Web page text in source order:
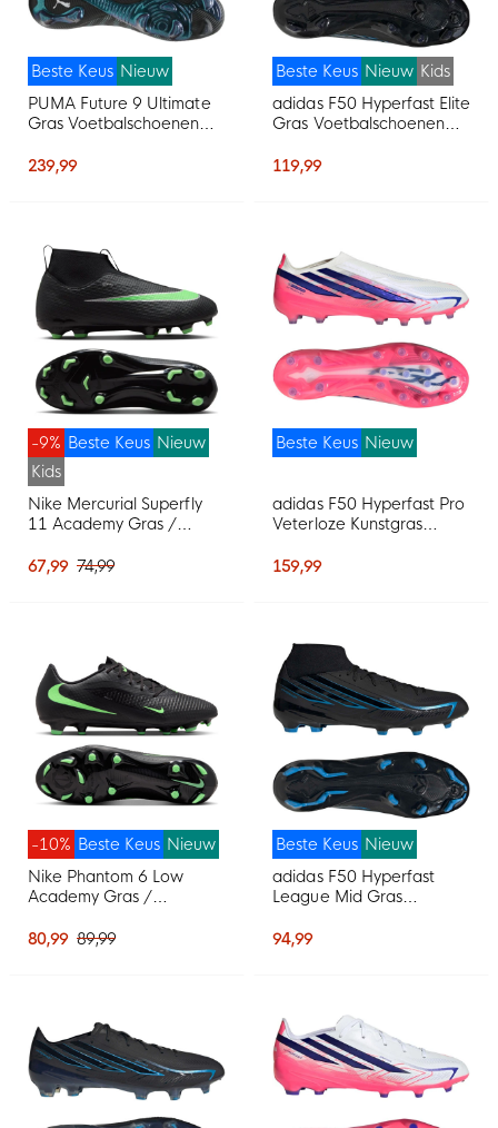
Beste Keus Nieuw
PUMA Future 9 Ultimate
Gras Voetbalschoenen
Wit
239,99
Beste Keus Nieuw Kids
adidas F50 Hyperfast Elite
Gras Voetbalschoenen
Blauw
119,99
Beste Keus
-9%
Nieuw
Kids
Nike Mercurial Superfly
11 Academy Gras /
Voetbalschoenen (MG)
67,99 74,99
Beste Keus Nieuw
adidas F50 Hyperfast Pro
Veterloze Kunstgras
Wit Paars Roze
159,99
Beste Keus
-10%
Nieuw
Nike Phantom 6 Low
Academy Gras /
Voetbalschoenen (MG)
80,99 89,99
Beste Keus Nieuw
adidas F50 Hyperfast
League Mid Gras
Zwart Zwart Blauw
94,99